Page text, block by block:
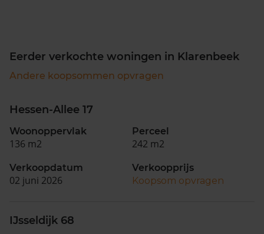
Eerder verkochte woningen in Klarenbeek
Andere koopsommen opvragen
Hessen-Allee 17
Woonoppervlak
136 m2
Perceel
242 m2
Verkoopdatum
02 juni 2026
Verkoopprijs
Koopsom opvragen
IJsseldijk 68